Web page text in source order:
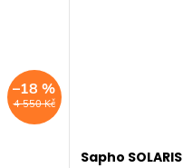
4 550 Kč
–18 %
Sapho SOLARIS